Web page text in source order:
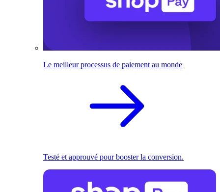
Le meilleur processus de paiement au monde
Testé et approuvé pour booster la conversion.